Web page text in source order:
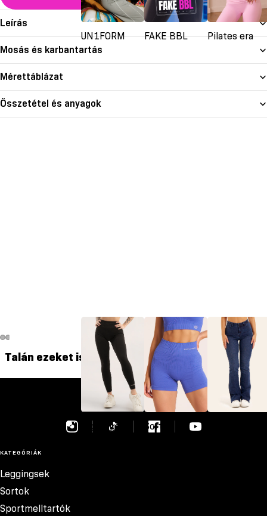
UN1FORM FAKE BBL Pilates era
Leggingsek Sortok
Leírás
Mosás és karbantartás
Mérettáblázat
Összetétel és anyagok
Talán ezeket is szereted
GYM GLAMOUR
KATEGÓRIÁK
Leggingsek
Sortok
Sportmelltartók